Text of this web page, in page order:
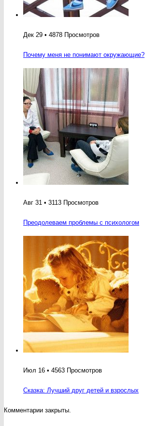
Дек 29 • 4878 Просмотров
Почему меня не понимают окружающие?
Авг 31 • 3113 Просмотров
Преодолеваем проблемы с психологом
Июл 16 • 4563 Просмотров
Сказка: Лучший друг детей и взрослых
Комментарии закрыты.